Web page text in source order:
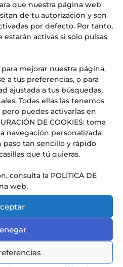
que nuestra página web
de tu autorización y son
por defecto. Por tanto,
activas si solo pulsas
mejorar nuestra página,
a tus preferencias, o para
ajustada a tus búsquedas,
Todas ellas las tenemos
puedes activarlas en
DE COOKIES: toma
navegación personalizada
tan sencillo y rápido
que tú quieras.
consulta la POLÍTICA DE
web.
A DE HISTORIA Y
PROFESOR/A DE INGLÉS
d’Alicante, noticia
educación internacional y
jugando,